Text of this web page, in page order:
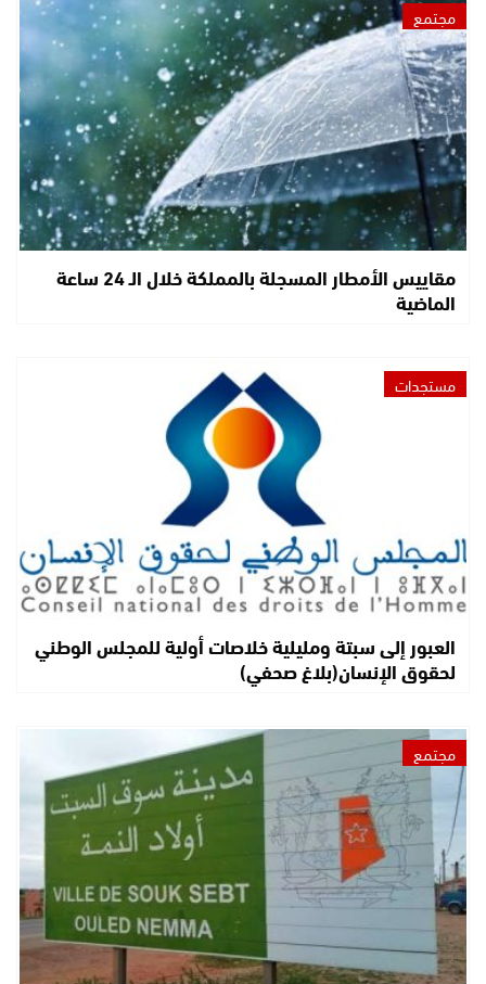
مجتمع
مقاييس الأمطار المسجلة بالمملكة خلال الـ 24 ساعة
الماضية
مستجدات
العبور إلى سبتة ومليلية خلاصات أولية للمجلس الوطني
لحقوق الإنسان(بلاغ صحفي)
مجتمع